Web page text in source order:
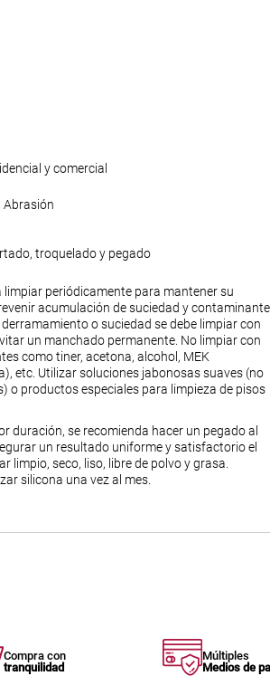
y comercial
Abrasión
troquelado y pegado
limpiar periódicamente para mantener su
acumulación de suciedad y
o suciedad se debe limpiar con
un manchado permanente. No limpiar con
como tiner, acetona, alcohol, MEK
etc. Utilizar soluciones jabonosas suaves (no
o productos especiales para limpieza de pisos
duración, se recomienda hacer un pegado al
un resultado uniforme y satisfactorio el
limpio, seco, liso, libre de polvo y grasa.
silicona una vez al mes.
Compra con
tranquilidad
Múltiples
Medios de